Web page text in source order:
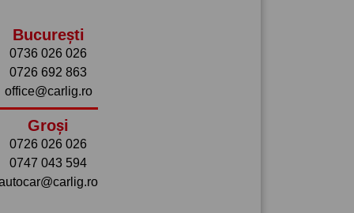
București
0736 026 026
0726 692 863
office@carlig.ro
Groși
0726 026 026
0747 043 594